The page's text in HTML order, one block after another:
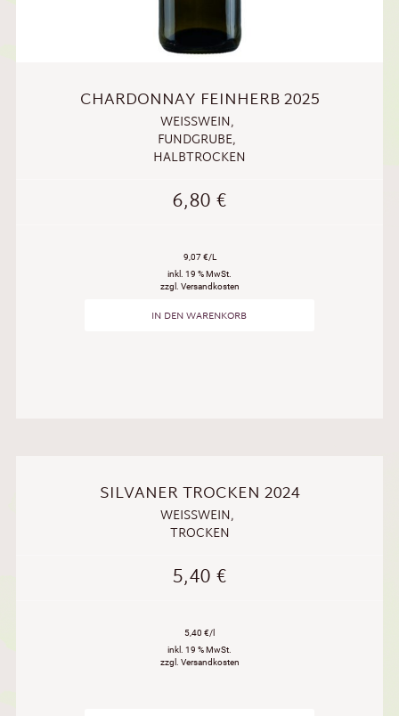
CHARDONNAY FEINHERB 2025
WEISSWEIN ,
FUNDGRUBE,
HALBTROCKEN
6,80€
9,07 €/L
inkl. 19 % MwSt.
zzgl. Versandkosten
IN DEN WARENKORB
SILVANER TROCKEN 2024
WEISSWEIN ,
TROCKEN
5,40€
5,40 €/l
inkl. 19 % MwSt.
zzgl. Versandkosten